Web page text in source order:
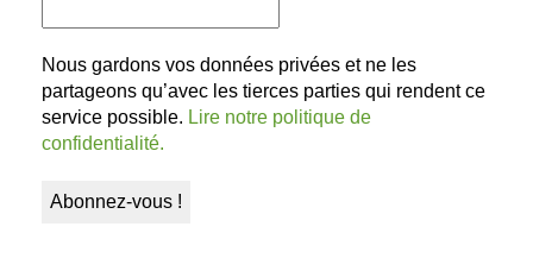
Nous gardons vos données privées et ne les
partageons qu’avec les tierces parties qui rendent ce
service possible. Lire notre politique de
confidentialité.